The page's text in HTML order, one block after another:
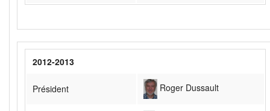
2012-2013
Président Roger Dussault